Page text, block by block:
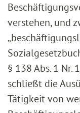
verstehen, und
§ 138 Abs. 1 Nr.
schließt die
Tätigkeit von